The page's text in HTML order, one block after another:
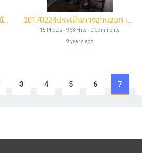
20170306 กิจกรรมปัจฉิมนิเทศนักเรียนระดับมัธยมศึกษาปีที่ 3 20170224ประเมินการอ่านออก เขียนได้
15 Photos ‧ 963 Hits ‧ 0 Comments
9 years ago
3 4 5 6 7